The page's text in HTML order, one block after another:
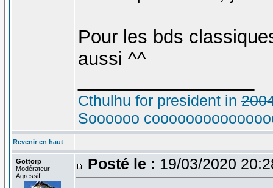
Pour les bds
aussi ^^
Cthulhu for president in
Soooooo
Revenir en haut
Gottorp
Modérateur
Agressif
Posté le : 19/03/2020